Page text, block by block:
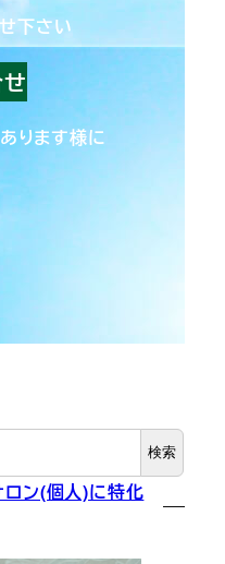
下さい
ります様に
検索
ン(個人)に特化